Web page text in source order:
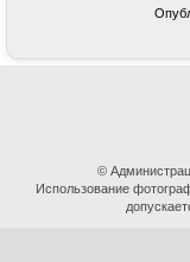
©
Использование